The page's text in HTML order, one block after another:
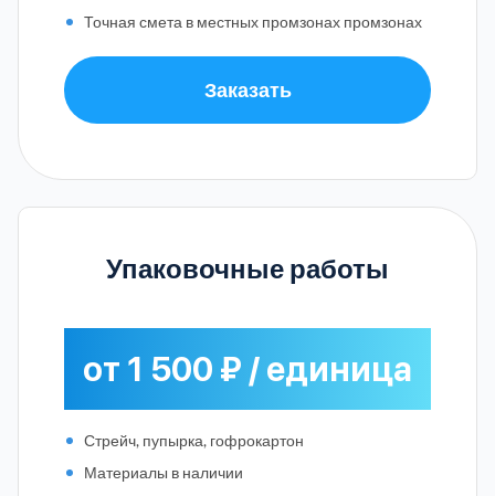
Точная смета в местных промзонах промзонах
Заказать
Упаковочные работы
от 1 500 ₽ / единица
Стрейч, пупырка, гофрокартон
Материалы в наличии